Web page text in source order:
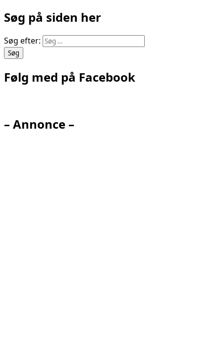
Søg på siden her
Søg efter:
Følg med på Facebook
– Annonce –